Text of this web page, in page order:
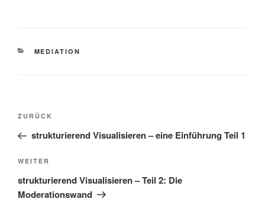
KATEGORIEN
MEDIATION
Beitragsnavigation
Vorheriger
Beitrag
ZURÜCK
strukturierend Visualisieren – eine Einführung Teil 1
Nächster
Beitrag
WEITER
strukturierend Visualisieren – Teil 2: Die
Moderationswand